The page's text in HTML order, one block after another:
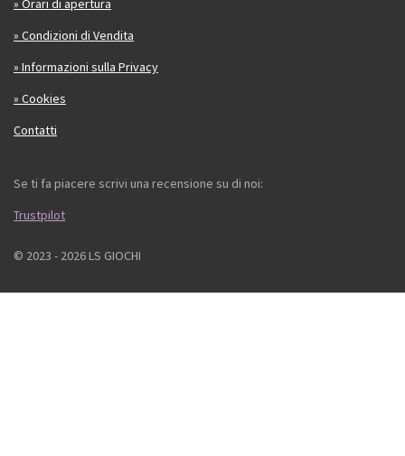
» Orari di apertura
» Condizioni di Vendita
» Informazioni sulla Privacy
» Cookies
Contatti
Se ti fa piacere scrivi una recensione su di noi:
Trustpilot
© 2023 - 2026 LS GIOCHI